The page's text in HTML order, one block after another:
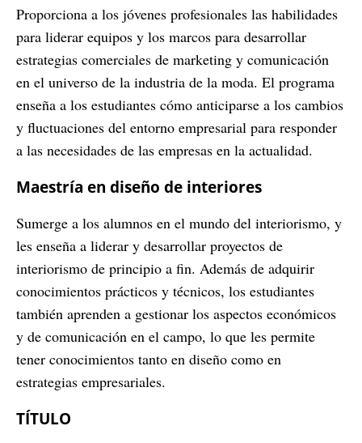
Proporciona a los jóvenes profesionales las habilidades
para liderar equipos y los marcos para desarrollar
estrategias comerciales de marketing y comunicación
en el universo de la industria de la moda. El programa
enseña a los estudiantes cómo anticiparse a los cambios
y fluctuaciones del entorno empresarial para responder
a las necesidades de las empresas en la actualidad.
Maestría en diseño de interiores
Sumerge a los alumnos en el mundo del interiorismo, y
les enseña a liderar y desarrollar proyectos de
interiorismo de principio a fin. Además de adquirir
conocimientos prácticos y técnicos, los estudiantes
también aprenden a gestionar los aspectos económicos
y de comunicación en el campo, lo que les permite
tener conocimientos tanto en diseño como en
estrategias empresariales.
TÍTULO